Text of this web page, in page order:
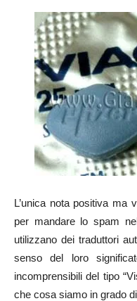
L’unica nota positiva ma
per mandare lo spam
utilizzano dei traduttori
senso del loro
incomprensibili del tipo
che cosa siamo in grado